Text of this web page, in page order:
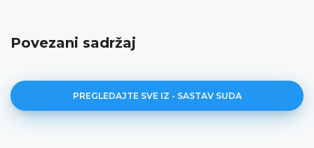
Povezani sadržaj
PREGLEDAJTE SVE IZ - SASTAV SUDA